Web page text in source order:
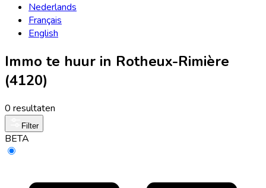
Nederlands
Français
English
Immo te huur in Rotheux-Rimière
(4120)
0 resultaten
Filter
BETA